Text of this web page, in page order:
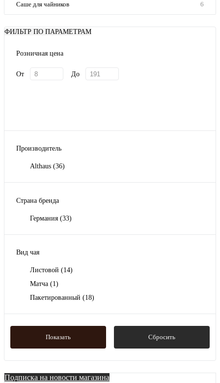
Саше для чайников 6
ФИЛЬТР ПО ПАРАМЕТРАМ
Розничная цена
От До
Производитель
Althaus (36)
Страна бренда
Германия (33)
Вид чая
Листовой (14)
Матча (1)
Пакетированный (18)
Показать Сбросить
Подписка на новости магазина